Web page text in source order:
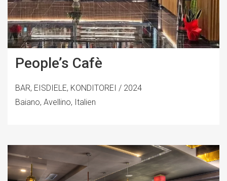
People’s Cafè
BAR, EISDIELE, KONDITOREI / 2024
Baiano, Avellino, Italien